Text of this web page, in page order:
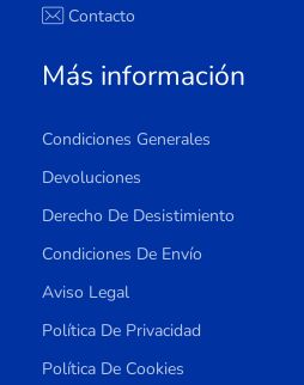
Contacto
Más información
Condiciones Generales
Devoluciones
Derecho De Desistimiento
Condiciones De Envío
Aviso Legal
Política De Privacidad
Política De Cookies